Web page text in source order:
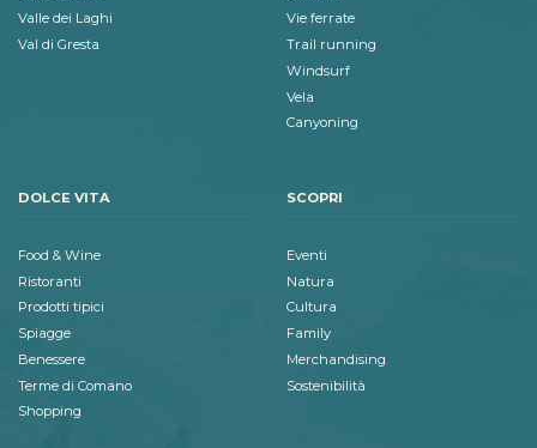
Valle dei Laghi
Val di Gresta
Vie ferrate
Trail running
Windsurf
Vela
Canyoning
DOLCE VITA
Food & Wine
Ristoranti
Prodotti tipici
Spiagge
Benessere
Terme di Comano
Shopping
SCOPRI
Eventi
Natura
Cultura
Family
Merchandising
Sostenibilità